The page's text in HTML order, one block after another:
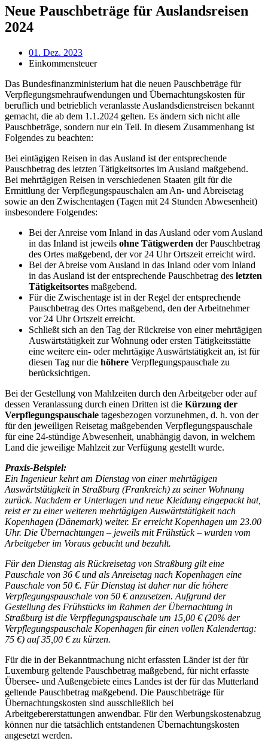
Neue Pauschbeträge für Auslandsreisen
2024
01. Dez. 2023
Einkommensteuer
Das Bundesfinanzministerium hat die neuen Pauschbeträge für
Verpflegungsmehraufwendungen und Übernachtungskosten für
beruflich und betrieblich veranlasste Auslandsdienstreisen bekannt
gemacht, die ab dem 1.1.2024 gelten. Es ändern sich nicht alle
Pauschbeträge, sondern nur ein Teil. In diesem Zusammenhang ist
Folgendes zu beachten:
Bei eintägigen Reisen in das Ausland ist der entsprechende
Pauschbetrag des letzten Tätigkeitsortes im Ausland maßgebend.
Bei mehrtägigen Reisen in verschiedenen Staaten gilt für die
Ermittlung der Verpflegungspauschalen am An- und Abreisetag
sowie an den Zwischentagen (Tagen mit 24 Stunden Abwesenheit)
insbesondere Folgendes:
Bei der Anreise vom Inland in das Ausland oder vom Ausland
in das Inland ist jeweils ohne Tätigwerden der Pauschbetrag
des Ortes maßgebend, der vor 24 Uhr Ortszeit erreicht wird.
Bei der Abreise vom Ausland in das Inland oder vom Inland
in das Ausland ist der entsprechende Pauschbetrag des letzten
Tätigkeitsortes maßgebend.
Für die Zwischentage ist in der Regel der entsprechende
Pauschbetrag des Ortes maßgebend, den der Arbeitnehmer
vor 24 Uhr Ortszeit erreicht.
Schließt sich an den Tag der Rückreise von einer mehrtägigen
Auswärtstätigkeit zur Wohnung oder ersten Tätigkeitsstätte
eine weitere ein- oder mehrtägige Auswärtstätigkeit an, ist für
diesen Tag nur die höhere Verpflegungspauschale zu
berücksichtigen.
Bei der Gestellung von Mahlzeiten durch den Arbeitgeber oder auf
dessen Veranlassung durch einen Dritten ist die Kürzung der
Verpflegungspauschale tagesbezogen vorzunehmen, d. h. von der
für den jeweiligen Reisetag maßgebenden Verpflegungspauschale
für eine 24-stündige Abwesenheit, unabhängig davon, in welchem
Land die jeweilige Mahlzeit zur Verfügung gestellt wurde.
Praxis-Beispiel:
Ein Ingenieur kehrt am Dienstag von einer mehrtägigen
Auswärtstätigkeit in Straßburg (Frankreich) zu seiner Wohnung
zurück. Nachdem er Unterlagen und neue Kleidung eingepackt hat,
reist er zu einer weiteren mehrtägigen Auswärtstätigkeit nach
Kopenhagen (Dänemark) weiter. Er erreicht Kopenhagen um 23.00
Uhr. Die Übernachtungen – jeweils mit Frühstück – wurden vom
Arbeitgeber im Voraus gebucht und bezahlt.
Für den Dienstag als Rückreisetag von Straßburg gilt eine
Pauschale von 36 € und als Anreisetag nach Kopenhagen eine
Pauschale von 50 €. Für Dienstag ist daher nur die höhere
Verpflegungspauschale von 50 € anzusetzen. Aufgrund der
Gestellung des Frühstücks im Rahmen der Übernachtung in
Straßburg ist die Verpflegungspauschale um 15,00 € (20% der
Verpflegungspauschale Kopenhagen für einen vollen Kalendertag:
75 €) auf 35,00 € zu kürzen.
Für die in der Bekanntmachung nicht erfassten Länder ist der für
Luxemburg geltende Pauschbetrag maßgebend, für nicht erfasste
Übersee- und Außengebiete eines Landes ist der für das Mutterland
geltende Pauschbetrag maßgebend. Die Pauschbeträge für
Übernachtungskosten sind ausschließlich bei
Arbeitgebererstattungen anwendbar. Für den Werbungskostenabzug
können nur die tatsächlich entstandenen Übernachtungskosten
angesetzt werden.